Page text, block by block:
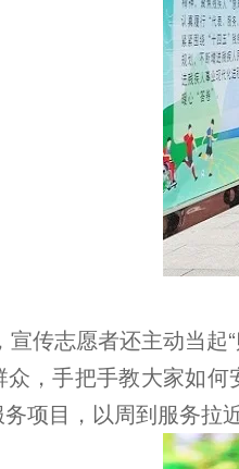
宣传志愿者还主动当
，手把手教大家如
项目，以周到服务拉